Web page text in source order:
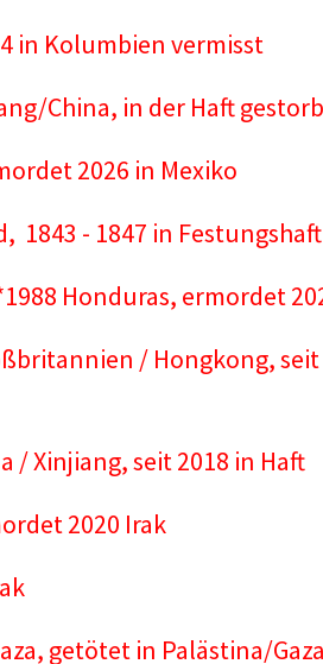
in Kolumbien vermisst
China, in der Haft
2026 in Mexiko
1843 - 1847 in Festungshaft
Honduras, ermordet
/ Hongkong, seit
/ Xinjiang, seit 2018 in Haft
2020 Irak
getötet in Palästina/